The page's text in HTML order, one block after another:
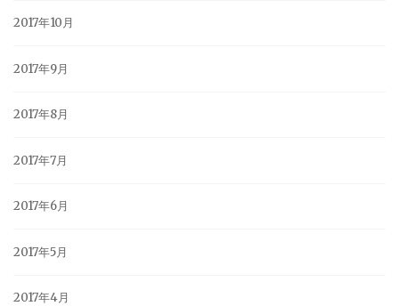
2017年10月
2017年9月
2017年8月
2017年7月
2017年6月
2017年5月
2017年4月